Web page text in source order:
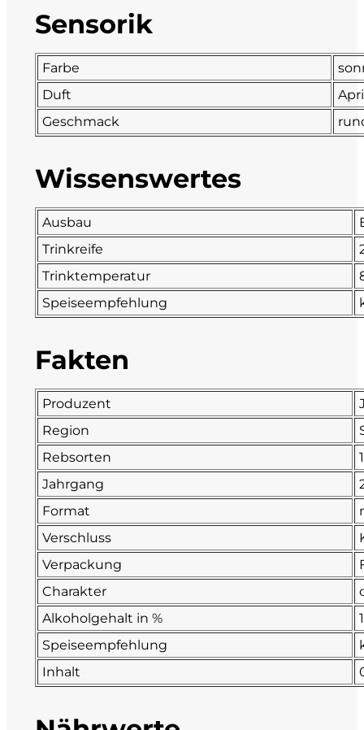
Sensorik
Farbe
Duft
Geschmack
Wissenswertes
Ausbau
Trinkreife
Trinktemperatur
Speiseempfehlung
Fakten
Produzent
Region
Rebsorten
Jahrgang
Format
Verschluss
Verpackung
Charakter
Alkoholgehalt in %
Speiseempfehlung
Inhalt
DeCarlo
DeVigili
Dindo
Emilio Borsi
Enrico Serafino
Famiglia Demelas
Famiglia Olivini
Fondo Antico
Fonzone
Fradiles
Giannicola di Carlo
J. Hofstätter
Il Borro
Kloster Neustift
La Calcinara